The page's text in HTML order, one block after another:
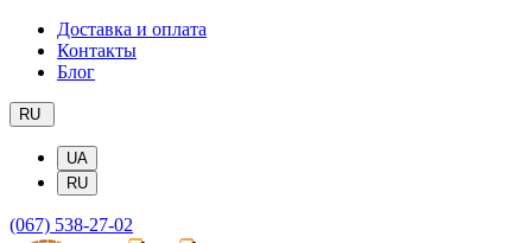
Доставка и оплата
Контакты
Блог
RU
UA
RU
(067) 538-27-02